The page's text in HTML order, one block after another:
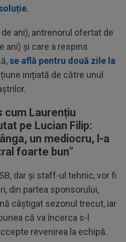
.
ani), antrenorul ofertat de
ani) și care a respins
se află pentru două zile la
inițiată de către unul
cum Laurențiu
pe Lucian Filip:
un mediocru, l-a
foarte bun”
dar și staff-ul tehnic, vor fi
din partea sponsorului,
câștigat sezonul trecut, iar
că va încerca s-l
revenirea la echipă.